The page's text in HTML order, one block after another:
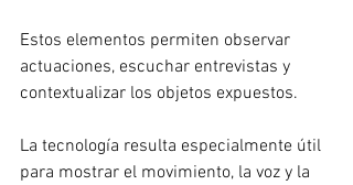
Estos elementos permiten observar
actuaciones, escuchar entrevistas y
contextualizar los objetos expuestos.
La tecnología resulta especialmente útil
para mostrar el movimiento, la voz y la